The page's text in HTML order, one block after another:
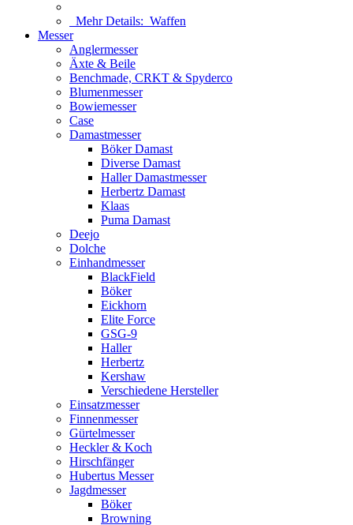
Mehr Details: Waffen
Messer
Anglermesser
Äxte & Beile
Benchmade, CRKT & Spyderco
Blumenmesser
Bowiemesser
Case
Damastmesser
Böker Damast
Diverse Damast
Haller Damastmesser
Herbertz Damast
Klaas
Puma Damast
Deejo
Dolche
Einhandmesser
BlackField
Böker
Eickhorn
Elite Force
GSG-9
Haller
Herbertz
Kershaw
Verschiedene Hersteller
Einsatzmesser
Finnenmesser
Gürtelmesser
Heckler & Koch
Hirschfänger
Hubertus Messer
Jagdmesser
Böker
Browning